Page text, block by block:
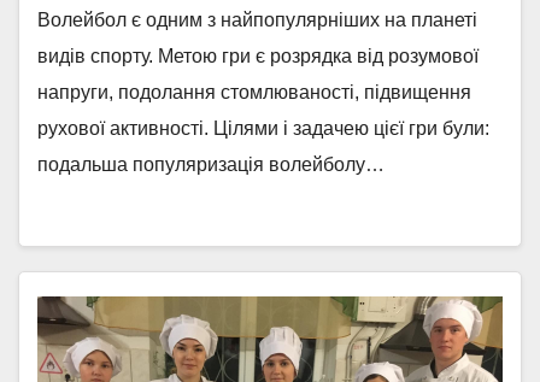
Волейбол є одним з найпопулярніших на планеті
видів спорту. Метою гри є розрядка від розумової
напруги, подолання стомлюваності, підвищення
рухової активності. Цілями і задачею цієї гри були:
подальша популяризація волейболу…